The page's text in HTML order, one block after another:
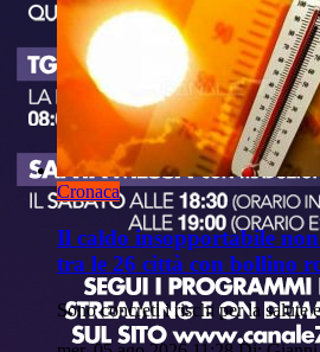
Cronaca
Il caldo insopportabile
tra le 26 città con bollino
Sono concreti i rischi per la salute